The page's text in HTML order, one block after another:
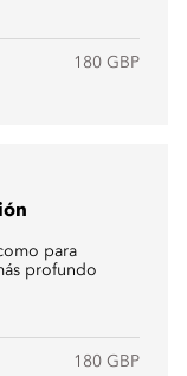
180 GBP
para
profundo
180 GBP